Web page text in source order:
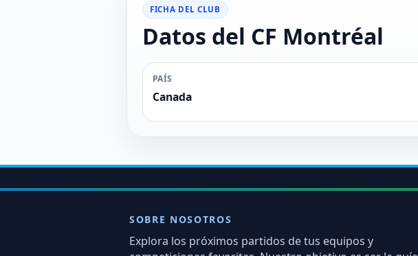
FICHA DEL CLUB
Datos del CF Montréal
PAÍS
Canada
SOBRE NOSOTROS
Explora los próximos partidos de tus equipos y